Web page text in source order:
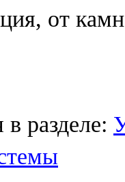
от
разделе: